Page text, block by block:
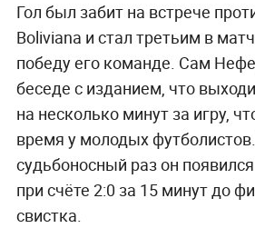
Гол был забит на встрече
Boliviana и стал третьим в
победу его команде. Сам
беседе с изданием, что
на несколько минут за игру,
время у молодых
судьбоносный раз он
при счёте 2:0 за 15 минут до
свистка.